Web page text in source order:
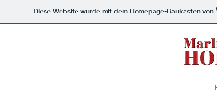
Diese Website wurde mit dem Homepage-Baukasten von